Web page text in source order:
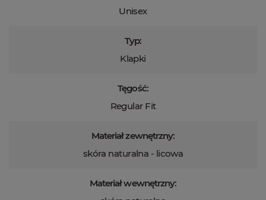
Unisex
Typ:
Klapki
Tęgość:
Regular Fit
Materiał zewnętrzny:
skóra naturalna - licowa
Materiał wewnętrzny: